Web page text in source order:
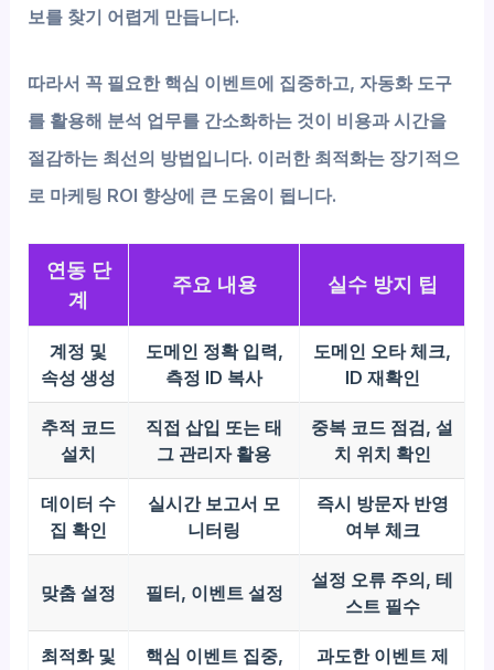
보를 찾기 어렵게 만듭니다.
따라서 꼭 필요한 핵심 이벤트에 집중하고, 자동화 도구
를 활용해 분석 업무를 간소화하는 것이 비용과 시간을
절감하는 최선의 방법입니다. 이러한 최적화는 장기적으
로 마케팅 ROI 향상에 큰 도움이 됩니다.
연동 단
계
주요 내용 실수 방지 팁
계정 및
속성 생성
도메인 정확 입력,
측정 ID 복사
도메인 오타 체크,
ID 재확인
추적 코드
설치
직접 삽입 또는 태
그 관리자 활용
중복 코드 점검, 설
치 위치 확인
데이터 수
집 확인
실시간 보고서 모
니터링
즉시 방문자 반영
여부 체크
맞춤 설정 필터, 이벤트 설정
설정 오류 주의, 테
스트 필수
최적화 및
핵심 이벤트 집중,
과도한 이벤트 제